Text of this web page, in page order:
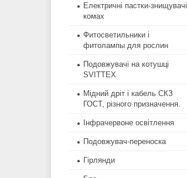
Електричні пастки-знищувачі
комах
Фитосветильники і
фитолампы для рослин
Подовжувачі на котушці
SVITTEX
Мідний дріт і кабель СКЗ
ГОСТ, різного призначення.
Інфрачервоне освітлення
Подовжувач-переноска
Гірлянди